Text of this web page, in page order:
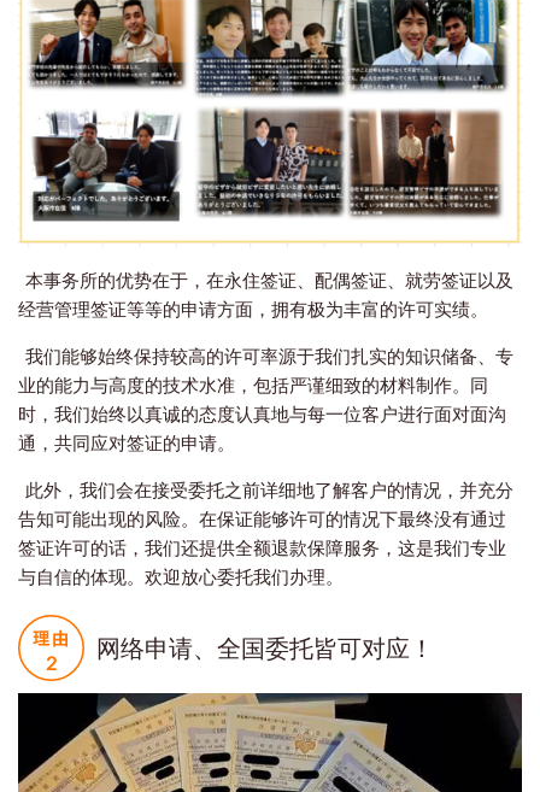
本事务所的优势在于，在永住签证、配偶签证、就劳签证以及
经营管理签证等等的申请方面，拥有极为丰富的许可实绩。
我们能够始终保持较高的许可率源于我们扎实的知识储备、专
业的能力与高度的技术水准，包括严谨细致的材料制作。同
时，我们始终以真诚的态度认真地与每一位客户进行面对面沟
通，共同应对签证的申请。
此外，我们会在接受委托之前详细地了解客户的情况，并充分
告知可能出现的风险。在保证能够许可的情况下最终没有通过
签证许可的话，我们还提供全额退款保障服务，这是我们专业
与自信的体现。欢迎放心委托我们办理。
网络申请、全国委托皆可对应！